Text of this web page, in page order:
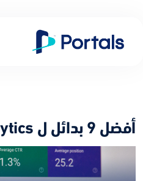
أفضل 9 بدائل ل Google Analytics